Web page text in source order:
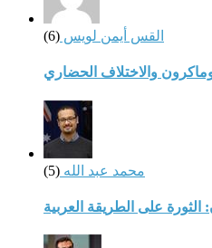
القس أيمن لويس (6)
والاختلاف الحضاري
محمد عبد الله (5)
الثورة على الطريقة العربية